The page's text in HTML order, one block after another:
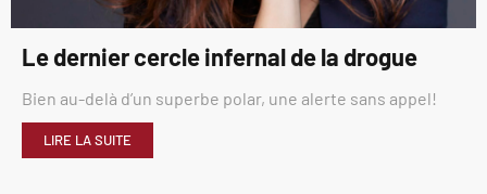
Le dernier cercle infernal de la drogue
Bien au-delà d’un superbe polar, une alerte sans appel!
LIRE LA SUITE